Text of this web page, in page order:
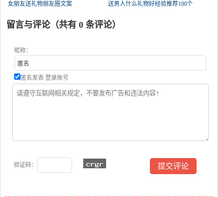
女朋友送礼物朋友圈文案 送男人什么礼物好经验推荐100个
留言与评论（共有 0 条评论）
昵称：
匿名发表 登录账号
验证码：